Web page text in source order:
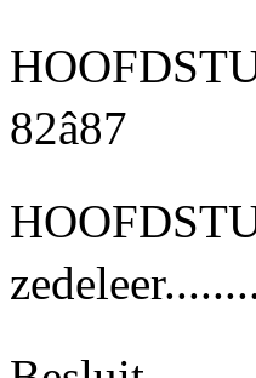
82â87